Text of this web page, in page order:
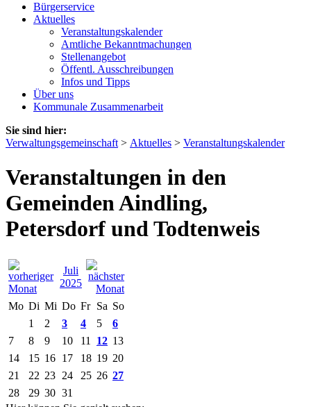
Bürgerservice
Aktuelles
Veranstaltungskalender
Amtliche Bekanntmachungen
Stellenangebot
Öffentl. Ausschreibungen
Infos und Tipps
Über uns
Kommunale Zusammenarbeit
Sie sind hier:
Verwaltungsgemeinschaft > Aktuelles > Veranstaltungskalender
Veranstaltungen in den
Gemeinden Aindling,
Petersdorf und Todtenweis
Juli
2025
Mo Di Mi Do Fr Sa So
1
2 3 4 5
6
7
8 9 10 11 12 13
14
15 16 17 18 19 20
21
22 23 24 25 26 27
28
29 30 31